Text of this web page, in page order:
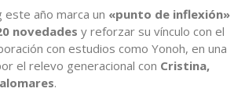
este año marca un «punto de inflexión»
novedades y reforzar su vínculo con el
con estudios como Yonoh, en una
el relevo generacional con Cristina,
.